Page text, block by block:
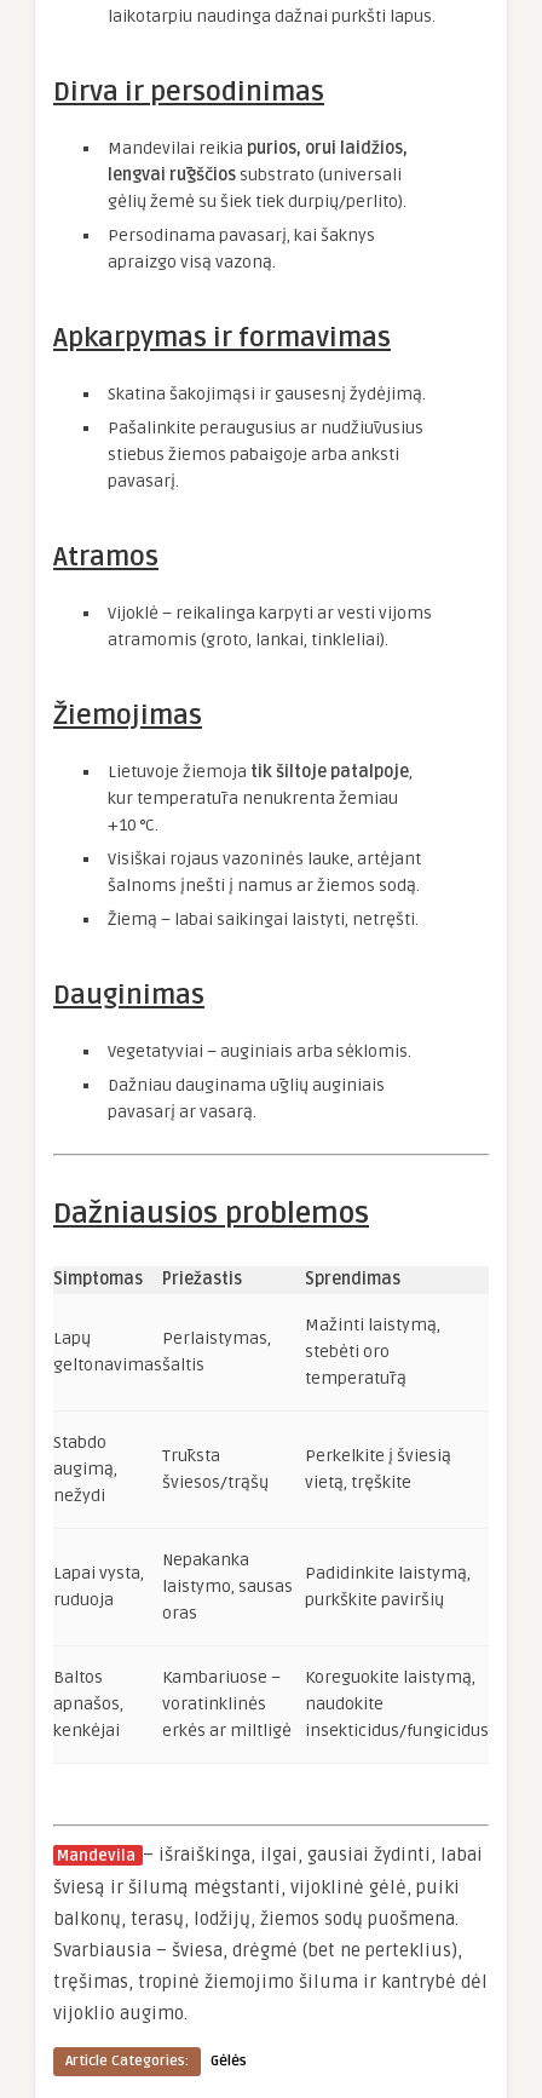
laikotarpiu naudinga dažnai purkšti lapus.
Dirva ir persodinimas
Mandevilai reikia purios, orui laidžios,
lengvai rūgščios substrato (universali
gėlių žemė su šiek tiek durpių/perlito).
Persodinama pavasarį, kai šaknys
apraizgo visą vazoną.
Apkarpymas ir formavimas
Skatina šakojimąsi ir gausesnį žydėjimą.
Pašalinkite peraugusius ar nudžiūvusius
stiebus žiemos pabaigoje arba anksti
pavasarį.
Atramos
Vijoklė – reikalinga karpyti ar vesti vijoms
atramomis (groto, lankai, tinkleliai).
Žiemojimas
Lietuvoje žiemoja tik šiltoje patalpoje,
kur temperatūra nenukrenta žemiau
+10 °C.
Visiškai rojaus vazoninės lauke, artėjant
šalnoms įnešti į namus ar žiemos sodą.
Žiemą – labai saikingai laistyti, netręšti.
Dauginimas
Vegetatyviai – auginiais arba sėklomis.
Dažniau dauginama ūglių auginiais
pavasarį ar vasarą.
Dažniausios problemos
Simptomas Priežastis Sprendimas
Lapų
geltonavimas
Perlaistymas,
šaltis
Mažinti laistymą,
stebėti oro
temperatūrą
Stabdo
augimą,
nežydi
Trūksta
šviesos/trąšų
Perkelkite į šviesią
vietą, tręškite
Lapai vysta,
ruduoja
Nepakanka
laistymo, sausas
oras
Padidinkite laistymą,
purkškite paviršių
Baltos
apnašos,
kenkėjai
Kambariuose –
voratinklinės
erkės ar miltligė
Koreguokite laistymą,
naudokite
insekticidus/fungicidus
Mandevila – išraiškinga, ilgai, gausiai žydinti, labai
šviesą ir šilumą mėgstanti, vijoklinė gėlė, puiki
balkonų, terasų, lodžijų, žiemos sodų puošmena.
Svarbiausia – šviesa, drėgmė (bet ne perteklius),
tręšimas, tropinė žiemojimo šiluma ir kantrybė dėl
vijoklio augimo.
Article Categories: Gėlės